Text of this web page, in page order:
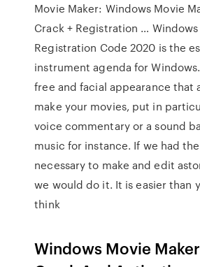
Movie Maker: Windows Movie
Crack + Registration …
Registration Code 2020 is the
instrument agenda for
free and facial appearance that
make your movies, put in
voice commentary or a sound
music for instance. If we had
necessary to make and edit
we would do it. It is easier than
think
Windows Movie